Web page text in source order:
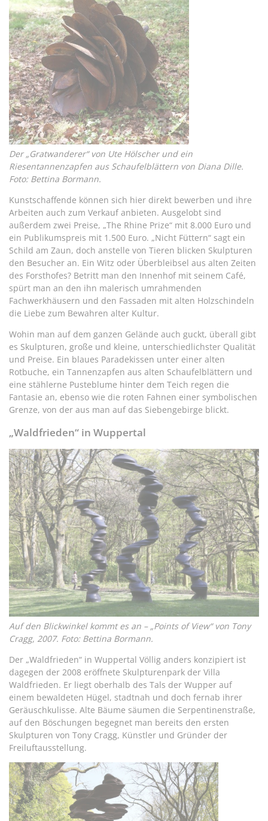
Der „Gratwanderer“ von Ute Hölscher und ein
Riesentannenzapfen aus Schaufelblättern von Diana Dille.
Foto: Bettina Bormann.
Kunstschaffende können sich hier direkt bewerben und ihre
Arbeiten auch zum Verkauf anbieten. Ausgelobt sind
außerdem zwei Preise, „The Rhine Prize“ mit 8.000 Euro und
ein Publikumspreis mit 1.500 Euro. „Nicht Füttern“ sagt ein
Schild am Zaun, doch anstelle von Tieren blicken Skulpturen
den Besucher an. Ein Witz oder Überbleibsel aus alten Zeiten
des Forsthofes? Betritt man den Innenhof mit seinem Café,
spürt man an den ihn malerisch umrahmenden
Fachwerkhäusern und den Fassaden mit alten Holzschindeln
die Liebe zum Bewahren alter Kultur.
Wohin man auf dem ganzen Gelände auch guckt, überall gibt
es Skulpturen, große und kleine, unterschiedlichster Qualität
und Preise. Ein blaues Paradekissen unter einer alten
Rotbuche, ein Tannenzapfen aus alten Schaufelblättern und
eine stählerne Pusteblume hinter dem Teich regen die
Fantasie an, ebenso wie die roten Fahnen einer symbolischen
Grenze, von der aus man auf das Siebengebirge blickt.
„Waldfrieden“ in Wuppertal
Auf den Blickwinkel kommt es an – „Points of View“ von Tony
Cragg, 2007. Foto: Bettina Bormann.
Der „Waldfrieden“ in Wuppertal Völlig anders konzipiert ist
dagegen der 2008 eröffnete Skulpturenpark der Villa
Waldfrieden. Er liegt oberhalb des Tals der Wupper auf
einem bewaldeten Hügel, stadtnah und doch fernab ihrer
Geräuschkulisse. Alte Bäume säumen die Serpentinenstraße,
auf den Böschungen begegnet man bereits den ersten
Skulpturen von Tony Cragg, Künstler und Gründer der
Freiluftausstellung.